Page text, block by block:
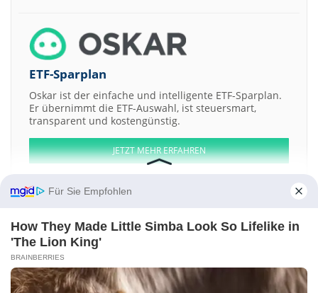
ETF-Sparplan
Oskar ist der einfache und intelligente ETF-Sparplan.
Er übernimmt die ETF-Auswahl, ist steuersmart,
transparent und kostengünstig.
JETZT MEHR ERFAHREN
Aktien ATX DAX EuroStoxx 50 Dow Jones NASDAQ 100 Nikkei 225
Weitere Aktien:
Crown Reserve Acquisition a SICC Anthropic
Prolight
Für Sie Empfohlen
How They Made Little Simba Look So Lifelike in
'The Lion King'
BRAINBERRIES